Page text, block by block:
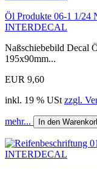
Öl Produkte 06-1 1/24
INTERDECAL
Naßschiebebild Decal
195x90mm...
EUR 9,60
inkl. 19 % USt zzgl.
mehr... In den